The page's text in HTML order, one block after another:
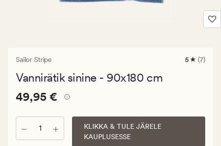
Sailor Stripe
7
5 (7)
Vannirätik sinine - 90x180 cm
Pris_ee
49,95
€.
Vanlig
pris_ee
Pris_ee 49,95 €
49,95 €
Kogus
KLIKKA & TULE JÄRELE
KAUPLUSESSE